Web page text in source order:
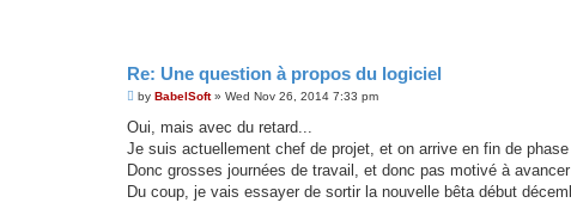
Re: Une question à propos du logiciel
P
s
by BabelSoft» Wed Nov 26, 2014 7:33 pm
Oui, mais avec du retard...
Je suis actuellement chef de projet, et on arrive en fin de
Donc grosses journées de travail, et donc pas motivé à
Du coup, je vais essayer de sortir la nouvelle bêta début